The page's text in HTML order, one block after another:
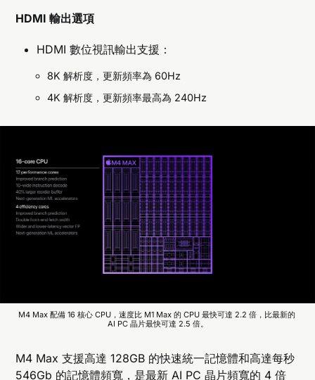
HDMI 輸出選項
HDMI 數位視訊輸出支援：
8K 解析度，更新頻率為 60Hz
4K 解析度，更新頻率最高為 240Hz
M4 Max 配備 16 核心 CPU，速度比 M1 Max 的 CPU 最快可達 2.2 倍，比最新的
AI PC 晶片最快可達 2.5 倍。
M4 Max 支援高達 128GB 的快速統一記憶體和高達每秒
546Gb 的記憶體頻寬，是最新 AI PC 晶片頻寬的 4 倍